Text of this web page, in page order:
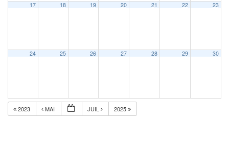
17 18 19 20 21 22 23
24 25 26 27 28 29 30
2023 MAI JUIL 2025